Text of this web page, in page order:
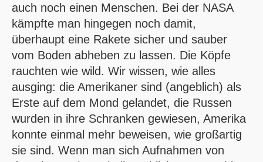
auch noch einen Menschen. Bei der NASA
kämpfte man hingegen noch damit,
überhaupt eine Rakete sicher und sauber
vom Boden abheben zu lassen. Die Köpfe
rauchten wie wild. Wir wissen, wie alles
ausging: die Amerikaner sind (angeblich) als
Erste auf dem Mond gelandet, die Russen
wurden in ihre Schranken gewiesen, Amerika
konnte einmal mehr beweisen, wie großartig
sie sind. Wenn man sich Aufnahmen von